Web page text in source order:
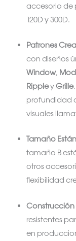
accesorio de
120D y 300D.
Patrones
con diseños
Window,
RippleyGrille
profundidad
visuales
Tamaño
tamaño B
otros
flexibilidad
resistentes
en